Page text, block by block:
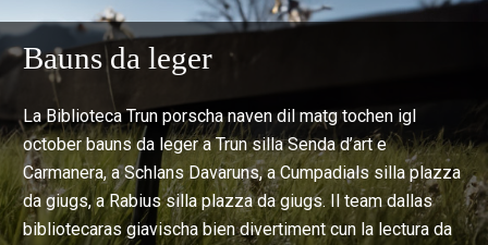
Bauns da leger
La Biblioteca Trun porscha naven dil matg tochen igl
october bauns da leger a Trun silla Senda d’art e
Carmanera, a Schlans Davaruns, a Cumpadials silla plazza
da giugs, a Rabius silla plazza da giugs. Il team dallas
bibliotecaras giavischa bien divertiment cun la lectura da